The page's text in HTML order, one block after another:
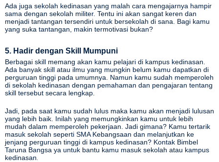
Ada juga sekolah kedinasan yang malah cara mengajarnya hampir
sama dengan sekolah militer. Tentu ini akan sangat keren dan
menjadi tantangan tersendiri untuk bersekolah di sana. Bagi kamu
yang suka tantangan, makin termotivasi bukan?
5. Hadir dengan Skill Mumpuni
Berbagai skill memang akan kamu pelajari di kampus kedinasan.
Ada banyak skill atau ilmu yang mungkin belum kamu dapatkan di
perguruan tinggi pada umumnya. Namun kamu sudah memperoleh
di sekolah kedinasan dengan pemahaman dan pengajaran tentang
skill tersebut secara lengkap.
Jadi, pada saat kamu sudah lulus maka kamu akan menjadi lulusan
yang lebih baik. Inilah yang memungkinkan kamu untuk lebih
mudah dalam memperoleh pekerjaan. Jadi gimana? Kamu tertarik
masuk sekolah seperti SMA Kebangsaan dan melanjutkan ke
jenjang perguruan tinggi di kampus kedinasan? Kontak Bimbel
Taruna Bangsa ya untuk bantu kamu masuk sekolah atau kampus
kedinasan